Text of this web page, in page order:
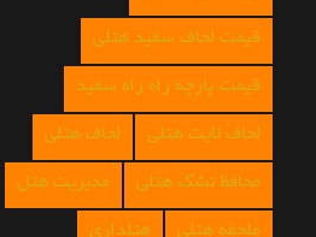
قیمت لحاف سفید هتلی
قیمت پارچه راه راه سفید
لحاف لایت هتلی لحاف هتلی
محافظ تشک هتلی مدیریت هتل
ملحفه هتلی هتلداری